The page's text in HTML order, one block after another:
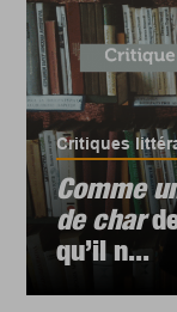
Critiques
Comme
de char
qu’il n...